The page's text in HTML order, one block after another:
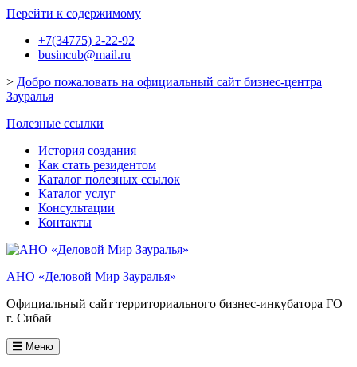
Перейти к содержимому
+7(34775) 2-22-92
busincub@mail.ru
> Добро пожаловать на официальный сайт бизнес-центра
Зауралья
Полезные ссылки
История создания
Как стать резидентом
Каталог полезных ссылок
Каталог услуг
Консультации
Контакты
АНО «Деловой Мир Зауралья»
Официальный сайт территориального бизнес-инкубатора ГО
г. Сибай
Меню